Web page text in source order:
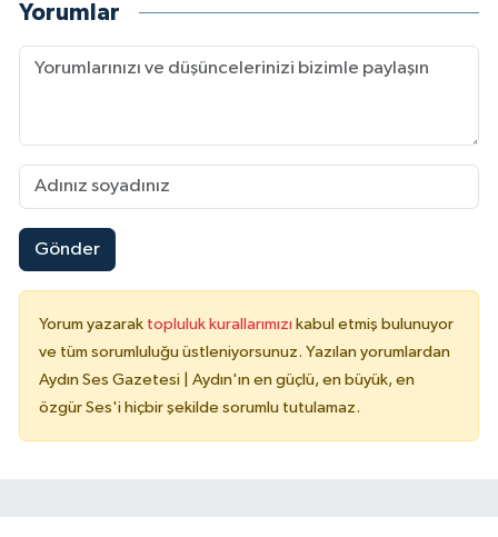
Yorumlar
Gönder
Yorum yazarak topluluk kurallarımızı kabul etmiş bulunuyor
ve tüm sorumluluğu üstleniyorsunuz. Yazılan yorumlardan
Aydın Ses Gazetesi | Aydın'ın en güçlü, en büyük, en
özgür Ses'i hiçbir şekilde sorumlu tutulamaz.